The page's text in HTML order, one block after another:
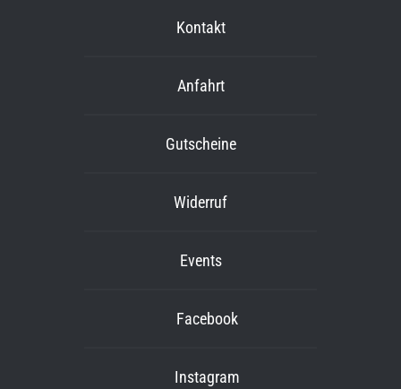
Kontakt
Anfahrt
Gutscheine
Widerruf
Events
Facebook
Instagram